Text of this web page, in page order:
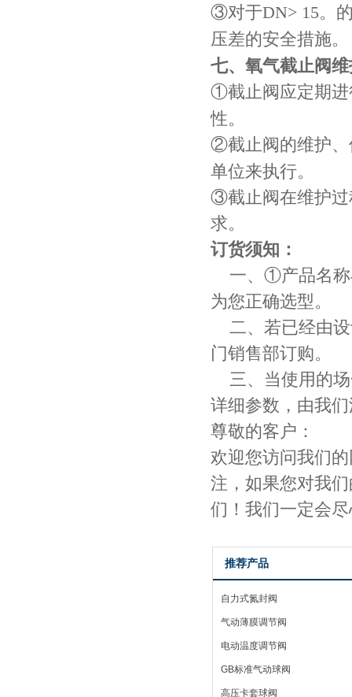
③对于DN> 15。
压差的安全措施。
七、氧气截止阀
①截止阀应定期进
性。
②截止阀的维护、
单位来执行。
③截止阀在维护过
求。
订货须知：
一、①产品名
为您正确选型。
二、若已经由
门销售部订购。
三、当使用的
详细参数，由我
尊敬的客户：
欢迎您访问我们
注，如果您对我
们！我们一定会
推荐产品
自力式氮封阀
气动薄膜调节阀
电动温度调节阀
GB标准气动球阀
高压卡套球阀